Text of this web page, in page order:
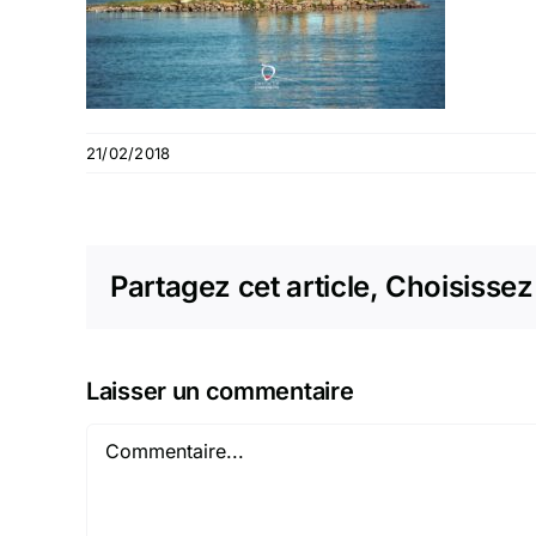
21/02/2018
Partagez cet article,
Laisser un commentaire
Commentaire